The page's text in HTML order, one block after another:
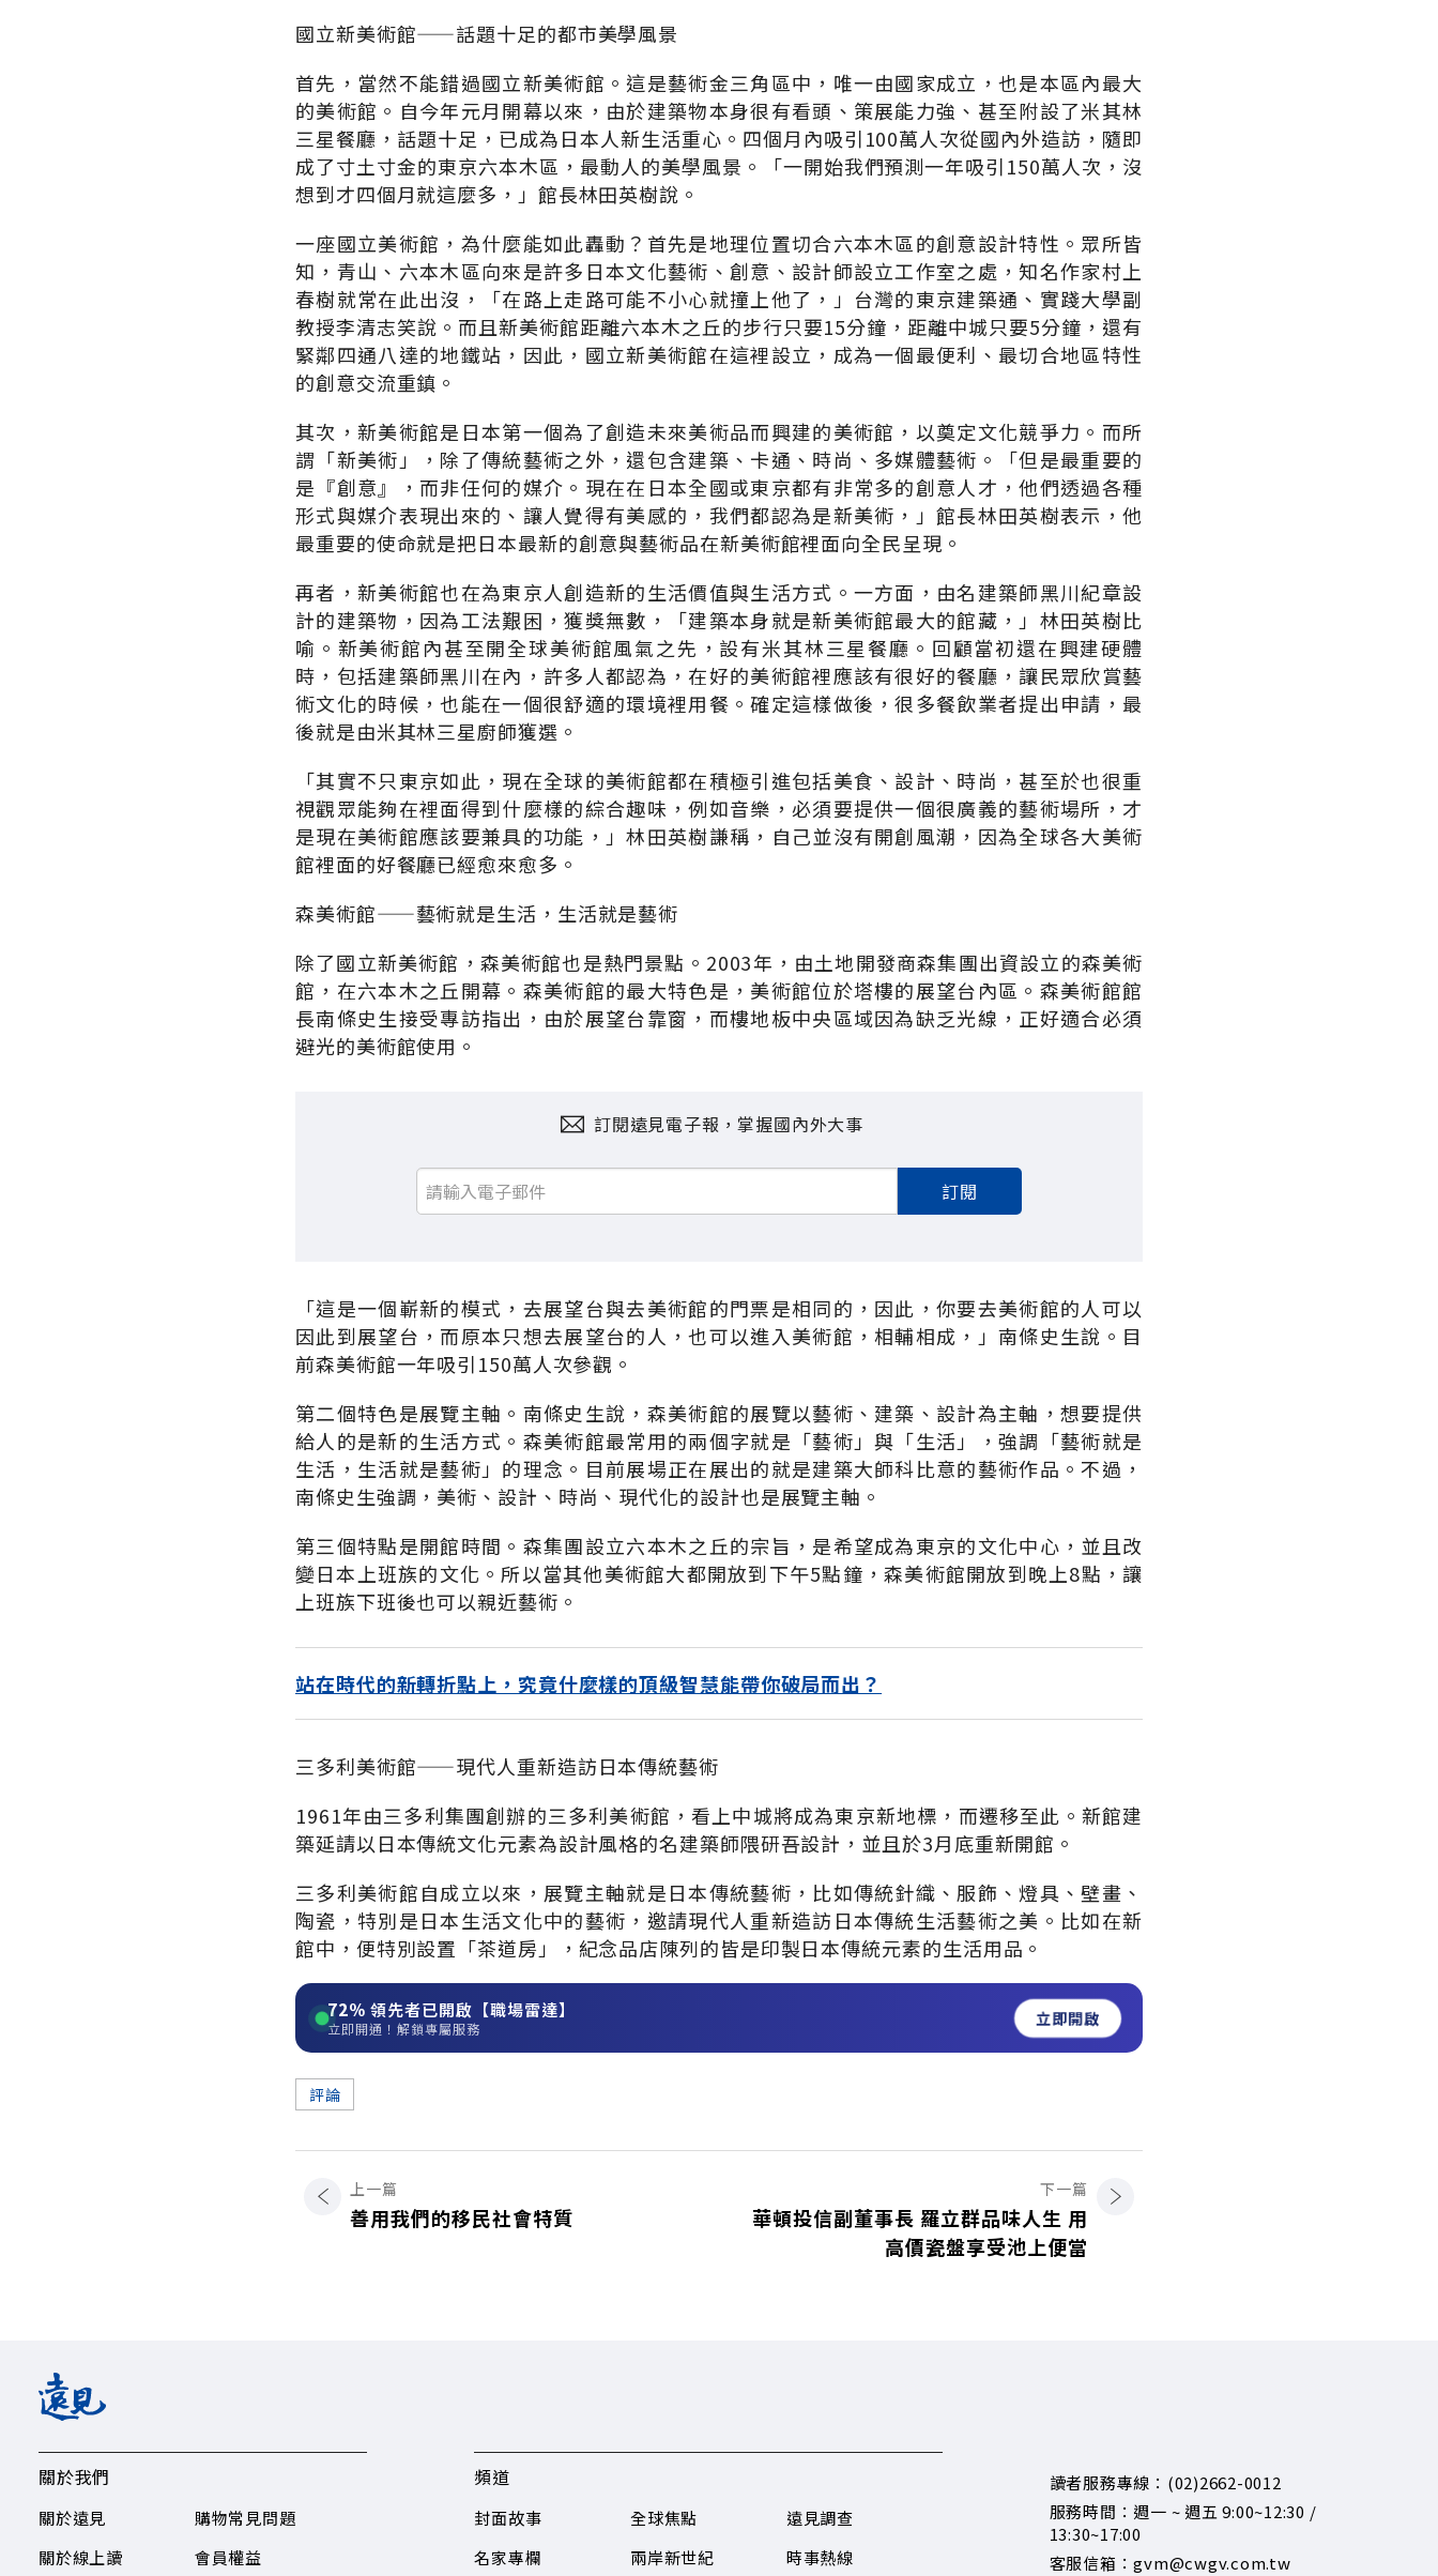
國立新美術館——話題十足的都市美學風景
首先，當然不能錯過國立新美術館。這是藝術金三角區中，唯一由國家成立，也是本區內最大
的美術館。自今年元月開幕以來，由於建築物本身很有看頭、策展能力強、甚至附設了米其林
三星餐廳，話題十足，已成為日本人新生活重心。四個月內吸引100萬人次從國內外造訪，隨即
成了寸土寸金的東京六本木區，最動人的美學風景。「一開始我們預測一年吸引150萬人次，沒
想到才四個月就這麼多，」館長林田英樹說。
一座國立美術館，為什麼能如此轟動？首先是地理位置切合六本木區的創意設計特性。眾所皆
知，青山、六本木區向來是許多日本文化藝術、創意、設計師設立工作室之處，知名作家村上
春樹就常在此出沒，「在路上走路可能不小心就撞上他了，」台灣的東京建築通、實踐大學副
教授李清志笑說。而且新美術館距離六本木之丘的步行只要15分鐘，距離中城只要5分鐘，還有
緊鄰四通八達的地鐵站，因此，國立新美術館在這裡設立，成為一個最便利、最切合地區特性
的創意交流重鎮。
其次，新美術館是日本第一個為了創造未來美術品而興建的美術館，以奠定文化競爭力。而所
謂「新美術」，除了傳統藝術之外，還包含建築、卡通、時尚、多媒體藝術。「但是最重要的
是『創意』，而非任何的媒介。現在在日本全國或東京都有非常多的創意人才，他們透過各種
形式與媒介表現出來的、讓人覺得有美感的，我們都認為是新美術，」館長林田英樹表示，他
最重要的使命就是把日本最新的創意與藝術品在新美術館裡面向全民呈現。
再者，新美術館也在為東京人創造新的生活價值與生活方式。一方面，由名建築師黑川紀章設
計的建築物，因為工法艱困，獲獎無數，「建築本身就是新美術館最大的館藏，」林田英樹比
喻。新美術館內甚至開全球美術館風氣之先，設有米其林三星餐廳。回顧當初還在興建硬體
時，包括建築師黑川在內，許多人都認為，在好的美術館裡應該有很好的餐廳，讓民眾欣賞藝
術文化的時候，也能在一個很舒適的環境裡用餐。確定這樣做後，很多餐飲業者提出申請，最
後就是由米其林三星廚師獲選。
「其實不只東京如此，現在全球的美術館都在積極引進包括美食、設計、時尚，甚至於也很重
視觀眾能夠在裡面得到什麼樣的綜合趣味，例如音樂，必須要提供一個很廣義的藝術場所，才
是現在美術館應該要兼具的功能，」林田英樹謙稱，自己並沒有開創風潮，因為全球各大美術
館裡面的好餐廳已經愈來愈多。
森美術館——藝術就是生活，生活就是藝術
除了國立新美術館，森美術館也是熱門景點。2003年，由土地開發商森集團出資設立的森美術
館，在六本木之丘開幕。森美術館的最大特色是，美術館位於塔樓的展望台內區。森美術館館
長南條史生接受專訪指出，由於展望台靠窗，而樓地板中央區域因為缺乏光線，正好適合必須
避光的美術館使用。
訂閱遠見電子報，掌握國內外大事
訂閱
「這是一個嶄新的模式，去展望台與去美術館的門票是相同的，因此，你要去美術館的人可以
因此到展望台，而原本只想去展望台的人，也可以進入美術館，相輔相成，」南條史生說。目
前森美術館一年吸引150萬人次參觀。
第二個特色是展覽主軸。南條史生說，森美術館的展覽以藝術、建築、設計為主軸，想要提供
給人的是新的生活方式。森美術館最常用的兩個字就是「藝術」與「生活」，強調「藝術就是
生活，生活就是藝術」的理念。目前展場正在展出的就是建築大師科比意的藝術作品。不過，
南條史生強調，美術、設計、時尚、現代化的設計也是展覽主軸。
第三個特點是開館時間。森集團設立六本木之丘的宗旨，是希望成為東京的文化中心，並且改
變日本上班族的文化。所以當其他美術館大都開放到下午5點鐘，森美術館開放到晚上8點，讓
上班族下班後也可以親近藝術。
站在時代的新轉折點上，究竟什麼樣的頂級智慧能帶你破局而出？
三多利美術館——現代人重新造訪日本傳統藝術
1961年由三多利集團創辦的三多利美術館，看上中城將成為東京新地標，而遷移至此。新館建
築延請以日本傳統文化元素為設計風格的名建築師隈研吾設計，並且於3月底重新開館。
三多利美術館自成立以來，展覽主軸就是日本傳統藝術，比如傳統針織、服飾、燈具、壁畫、
陶瓷，特別是日本生活文化中的藝術，邀請現代人重新造訪日本傳統生活藝術之美。比如在新
館中，便特別設置「茶道房」，紀念品店陳列的皆是印製日本傳統元素的生活用品。
72% 領先者已開啟【職場雷達】
立即開通！解鎖專屬服務 立即開啟
評論
上一篇
善用我們的移民社會特質
下一篇
華頓投信副董事長 羅立群品味人生 用
高價瓷盤享受池上便當
關於我們
關於遠見
關於線上讀
購物常見問題
會員權益
頻道
封面故事
名家專欄
全球焦點
兩岸新世紀
遠見調查
時事熱線
讀者服務專線：(02)2662-0012
服務時間：週一 ~ 週五 9:00~12:30 /
13:30~17:00
客服信箱：gvm@cwgv.com.tw